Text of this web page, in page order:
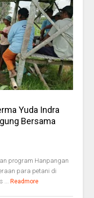
Yuda Indra
Bersama
program Hanpangan
para petani di
... Readmore